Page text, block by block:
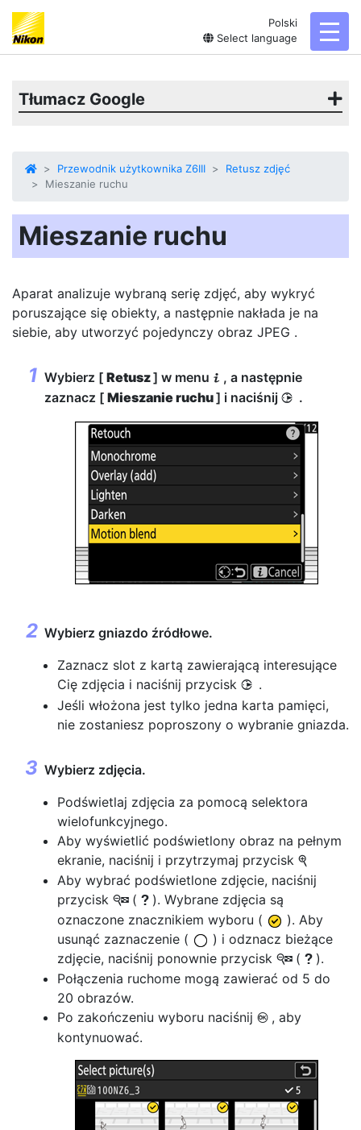
Polski
Select language
Tłumacz Google
Przewodnik użytkownika Z6III
Retusz zdjęć
Mieszanie ruchu
Mieszanie ruchu
Aparat analizuje wybraną serię zdjęć, aby wykryć
poruszające się obiekty, a następnie nakłada je na
siebie, aby utworzyć pojedynczy obraz JPEG .
Wybierz [ Retusz] w menu i , a następnie
zaznacz [ Mieszanie ruchu] i naciśnij 2 .
Wybierz gniazdo źródłowe.
Zaznacz slot z kartą zawierającą interesujące
Cię zdjęcia i naciśnij przycisk 2 .
Jeśli włożona jest tylko jedna karta pamięci,
nie zostaniesz poproszony o wybranie gniazda.
Wybierz zdjęcia.
Podświetlaj zdjęcia za pomocą selektora
wielofunkcyjnego.
Aby wyświetlić podświetlony obraz na pełnym
ekranie, naciśnij i przytrzymaj przycisk X
Aby wybrać podświetlone zdjęcie, naciśnij
przycisk W ( Q ). Wybrane zdjęcia są
oznaczone znacznikiem wyboru (
). Aby
usunąć zaznaczenie (
) i odznacz bieżące
zdjęcie, naciśnij ponownie przycisk W ( Q ).
Połączenia ruchome mogą zawierać od 5 do
20 obrazów.
Po zakończeniu wyboru naciśnij J , aby
kontynuować.